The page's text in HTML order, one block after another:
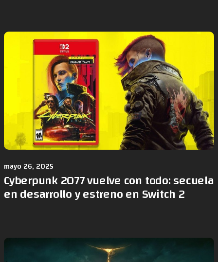
mayo 26, 2025
Cyberpunk 2077 vuelve con todo: secuela
en desarrollo y estreno en Switch 2